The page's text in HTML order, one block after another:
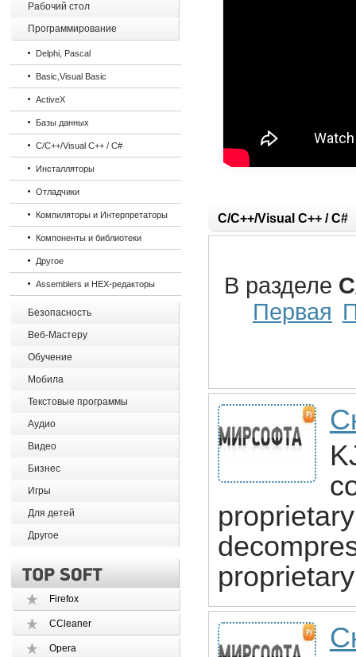
Рабочий стол
Программирование
Delphi, Pascal
Basic,Visual Basic
ActiveX
Базы данных
C/C++/Visual C++ / C#
Инсталляторы
Отладчики
Компиляторы и Интерпретаторы
Компоненты и библиотеки
Другое
Assemblers и HEX-редакторы
Безопасность
Веб-Мастеру
Обучение
Мобила
Текстовые программы
Аудио
Видео
Бизнес
Игры
Для детей
Другое
Firefox
CCleaner
Opera
C/C++/Visual C++ / C#
В разделе
Первая